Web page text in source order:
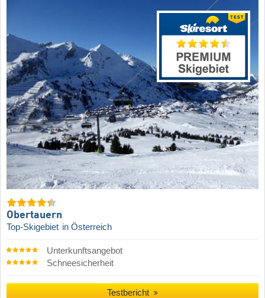
Obertauern
Top-Skigebiet in Österreich
Unterkunftsangebot
Schneesicherheit
Testbericht